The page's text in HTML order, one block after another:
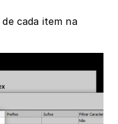
de cada item na